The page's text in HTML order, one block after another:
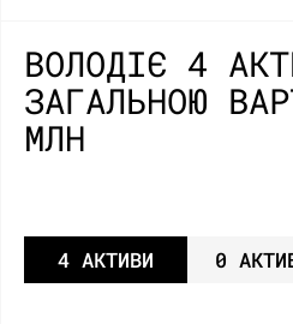
ВОЛОДІЄ 4
ЗАГАЛЬНОЮ
МЛН
4 АКТИВИ 0